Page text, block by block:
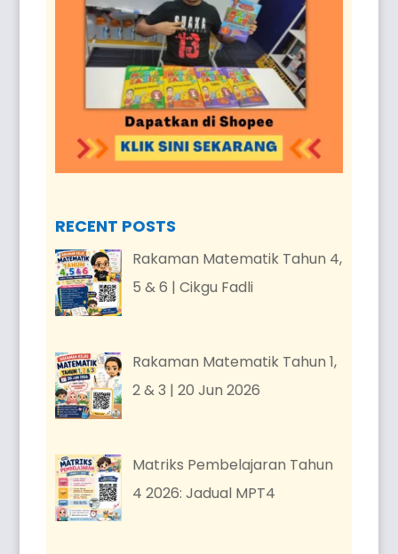
RECENT POSTS
Rakaman Matematik Tahun 4,
5 & 6 | Cikgu Fadli
Rakaman Matematik Tahun 1,
2 & 3 | 20 Jun 2026
Matriks Pembelajaran Tahun
4 2026: Jadual MPT4